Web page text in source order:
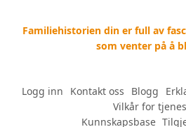
Familiehistorien din er full av
som venter på å
Logg inn Kontakt oss Blogg
Vilkår for
Kunnskapsbase--